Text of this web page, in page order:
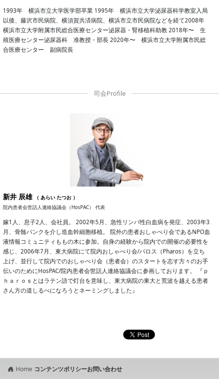
1993年 横浜市立大学医学部卒業 1995年 横浜市立大学泌尿器科学教室入局
以後、藤沢市民病院、横須賀共済病院、横浜市立市民病院などを経て2008年
横浜市立大学附属市民総合医療センター泌尿器・腎移植科助教 2018年〜 生
殖医療センター泌尿器科 准教授・部長 2020年〜 横浜市立大学附属市民総
合医療センター 副病院長
新井 辰雄
（ あらい たつお ）
院内患者会世話人連絡協議会（HosPAC） 代表
嫁1人、息子2人、会社員。 2002年5月、急性リンパ性白血病を発症、2003年3
月、骨髄バンクを介し造血幹細胞移植。 院外の患者おしゃべり会であるNPO血
液情報コミュニティももの木に参加。自身の経験から院内での開催の必要性を
感じ、2006年7月、東大病院にて院内おしゃべり会/パロス（Pharos）を立ち
上げ、並行して院内でのおしゃべり会（患者会）のスタートを志す方々のお手
伝いのためにHosPAC/院内患者会世話人連絡協議会に参画しております。 『ｐ
ｈａｒｏｓとはラテン語で灯台を意味し、東大病院の東大と荒波を越える患者
さん方の道しるべになろうとネーミングしました』
Home コンテンツポリシーお問い合わせ